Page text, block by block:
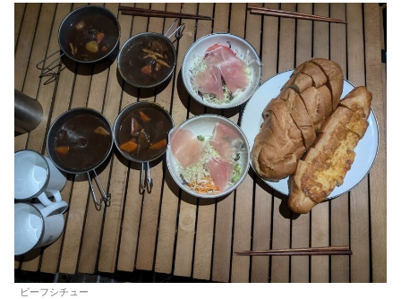
ビーフシチュー